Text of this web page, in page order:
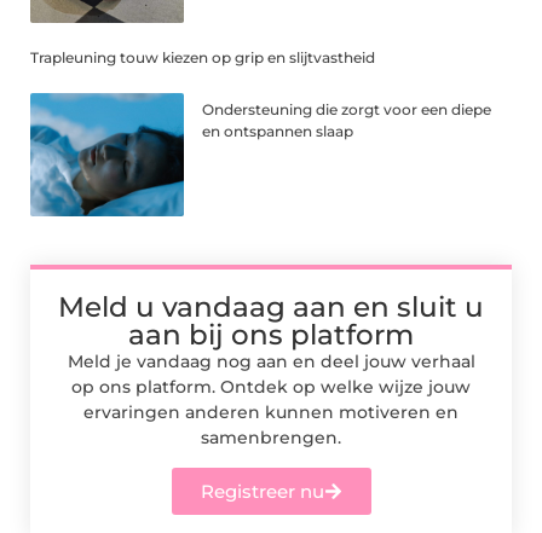
Trapleuning touw kiezen op grip en slijtvastheid
Ondersteuning die zorgt voor een diepe
en ontspannen slaap
Meld u vandaag aan en sluit u
aan bij ons platform
Meld je vandaag nog aan en deel jouw verhaal
op ons platform. Ontdek op welke wijze jouw
ervaringen anderen kunnen motiveren en
samenbrengen.
Registreer nu